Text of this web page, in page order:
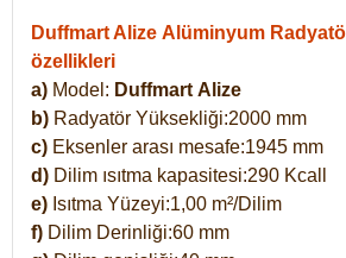
Duffmart Alize Alüminyum
özellikleri
a) Model: Duffmart Alize
b) Radyatör Yüksekliği:2000 mm
c) Eksenler arası mesafe:1945 mm
d) Dilim ısıtma kapasitesi:290 Kcall
e) Isıtma Yüzeyi:1,00 m²/Dilim
f) Dilim Derinliği:60 mm